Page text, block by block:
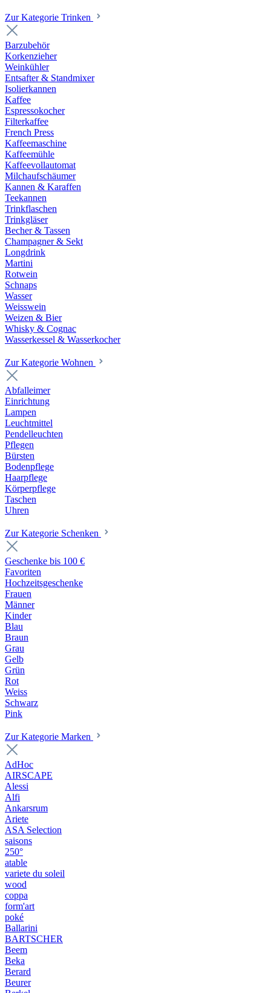
Zur Kategorie Trinken
Barzubehör
Korkenzieher
Weinkühler
Entsafter & Standmixer
Isolierkannen
Kaffee
Espressokocher
Filterkaffee
French Press
Kaffeemaschine
Kaffeemühle
Kaffeevollautomat
Milchaufschäumer
Kannen & Karaffen
Teekannen
Trinkflaschen
Trinkgläser
Becher & Tassen
Champagner & Sekt
Longdrink
Martini
Rotwein
Schnaps
Wasser
Weisswein
Weizen & Bier
Whisky & Cognac
Wasserkessel & Wasserkocher
Zur Kategorie Wohnen
Abfalleimer
Einrichtung
Lampen
Leuchtmittel
Pendelleuchten
Pflegen
Bürsten
Bodenpflege
Haarpflege
Körperpflege
Taschen
Uhren
Zur Kategorie Schenken
Geschenke bis 100 €
Favoriten
Hochzeitsgeschenke
Frauen
Männer
Kinder
Blau
Braun
Grau
Gelb
Grün
Rot
Weiss
Schwarz
Pink
Zur Kategorie Marken
AdHoc
AIRSCAPE
Alessi
Alfi
Ankarsrum
Ariete
ASA Selection
saisons
250°
atable
variete du soleil
wood
coppa
form'art
poké
Ballarini
BARTSCHER
Beem
Beka
Berard
Beurer